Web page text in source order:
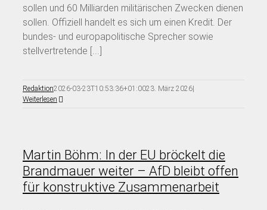
sollen und 60 Milliarden militärischen Zwecken dienen
sollen. Offiziell handelt es sich um einen Kredit. Der
bundes- und europapolitische Sprecher sowie
stellvertretende [...]
Redaktion2026-03-23T10:53:36+01:0023. März 2026|
Weiterlesen
Martin Böhm: In der EU bröckelt die
Brandmauer weiter – AfD bleibt offen
für konstruktive Zusammenarbeit